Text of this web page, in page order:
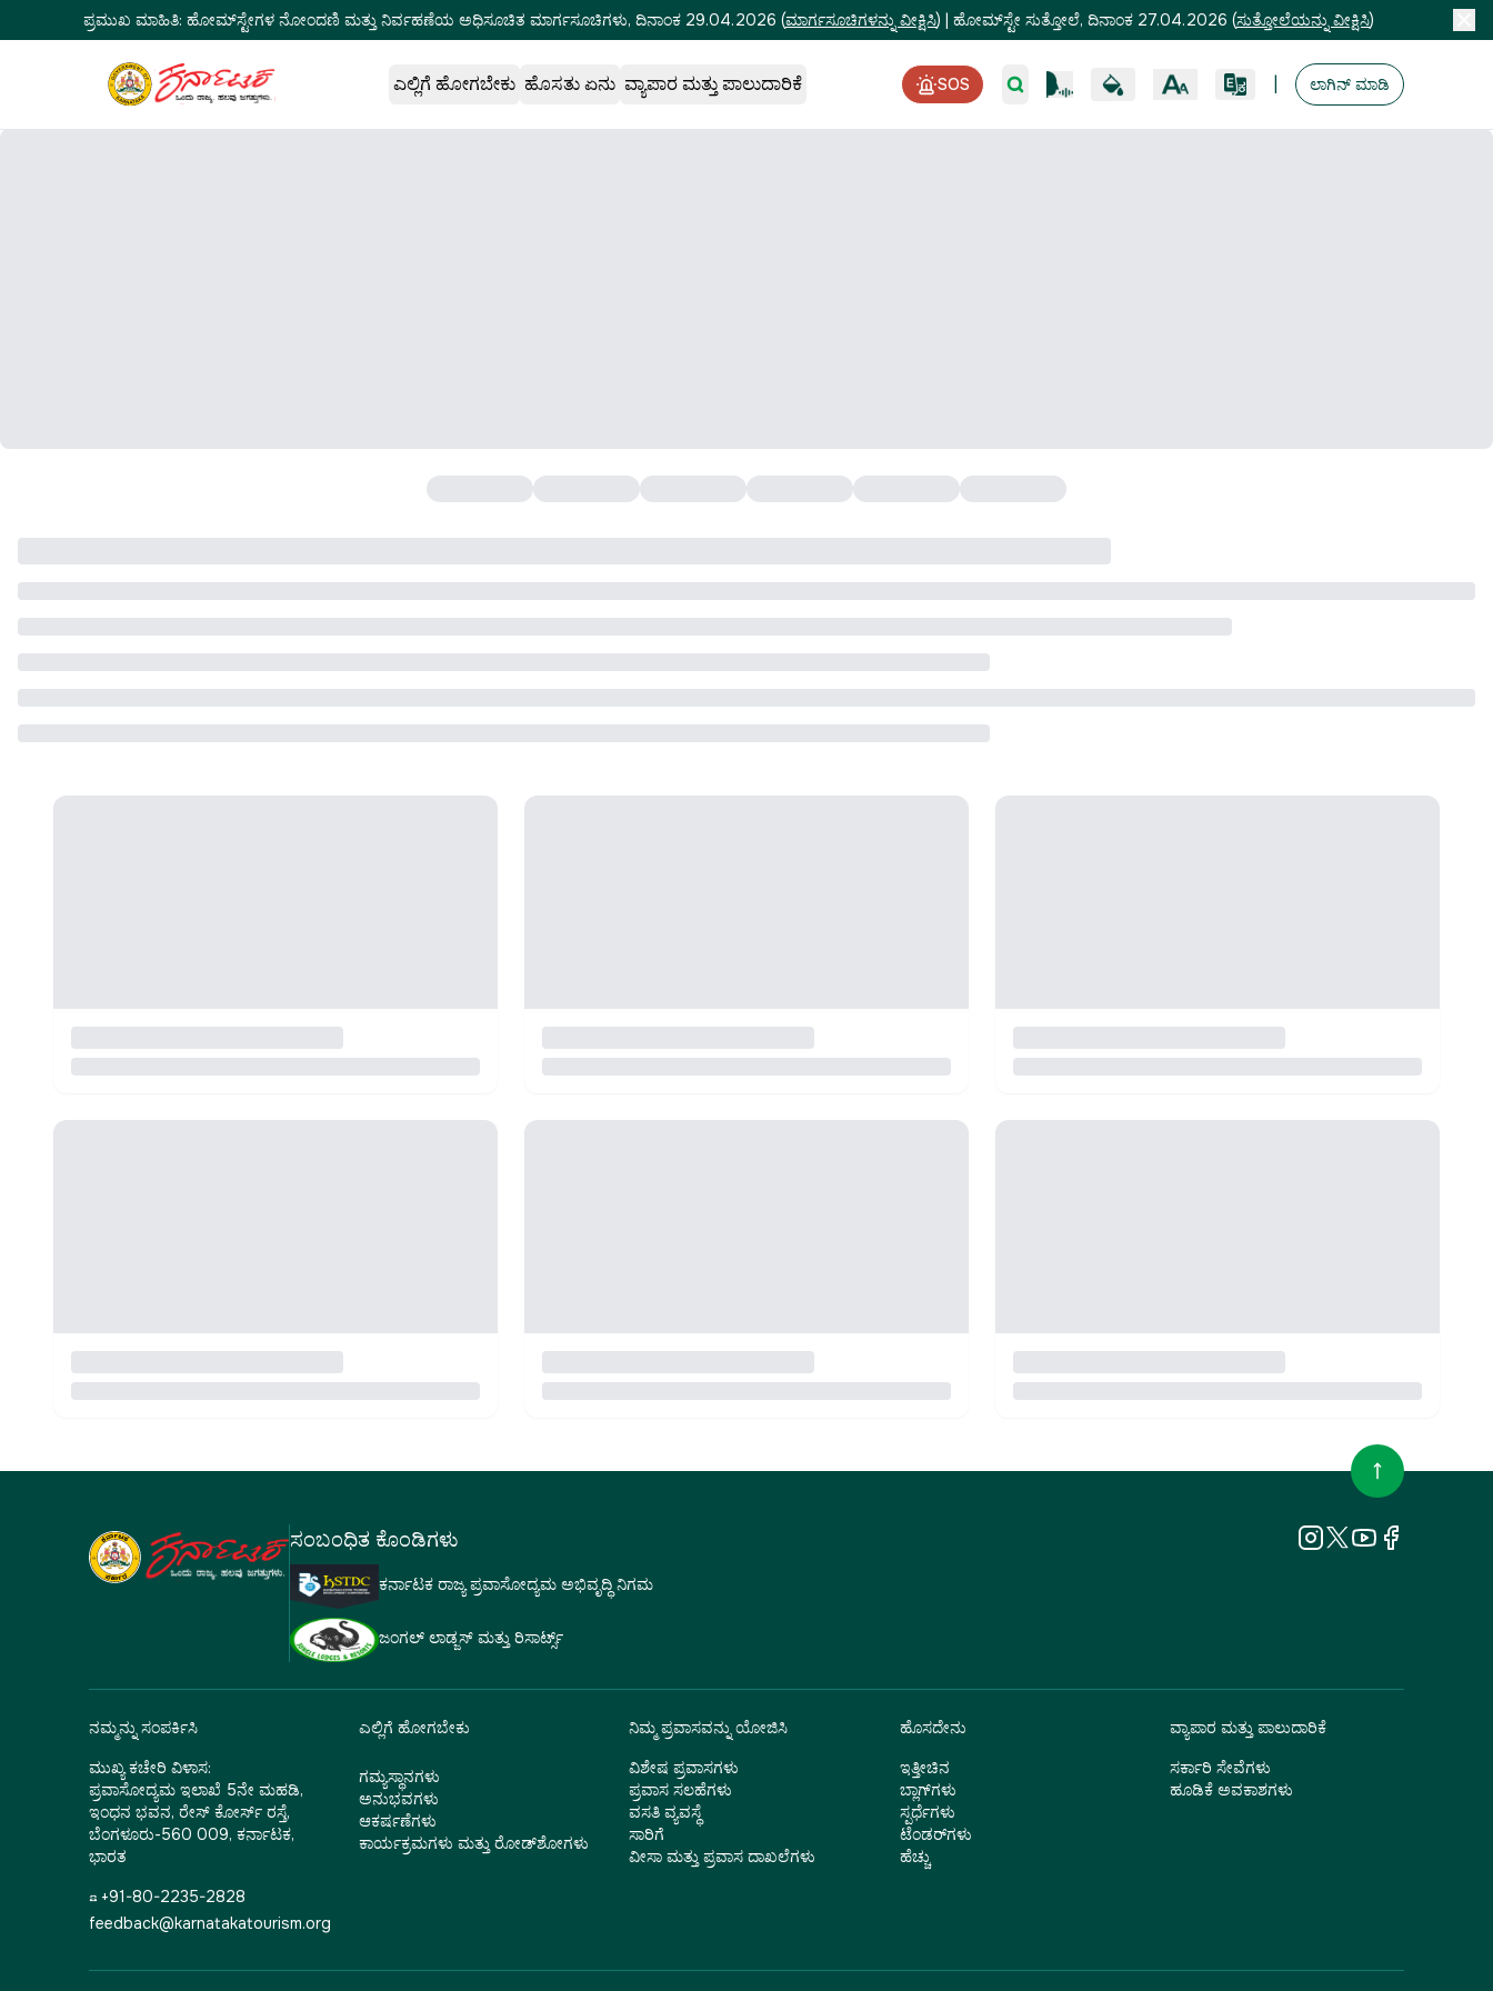
ಪ್ರಮುಖ ಮಾಹಿತಿ: ಹೋಮ್‌ಸ್ಟೇಗಳ ನೋಂದಣಿ ಮತ್ತು ನಿರ್ವಹಣೆಯ ಅಧಿಸೂಚಿತ ಮಾರ್ಗಸೂಚಿಗಳು, ದಿನಾಂಕ 29.04.2026 (ಮಾರ್ಗಸೂಚಿಗಳನ್ನು ವೀಕ್ಷಿಸಿ) | ಹೋಮ್‌ಸ್ಟೇ ಸುತ್ತೋಲೆ, ದಿನಾಂಕ 27.04.2026 (ಸುತ್ತೋಲೆಯನ್ನು ವೀಕ್ಷಿಸಿ)
ಎಲ್ಲಿಗೆ ಹೋಗಬೇಕು ಹೊಸತು ಏನು ವ್ಯಾಪಾರ ಮತ್ತು ಪಾಲುದಾರಿಕೆ SOS ಲಾಗಿನ್ ಮಾಡಿ
ಸಂಬಂಧಿತ ಕೊಂಡಿಗಳು
ಕರ್ನಾಟಕ ರಾಜ್ಯ ಪ್ರವಾಸೋದ್ಯಮ ಅಭಿವೃದ್ಧಿ ನಿಗಮ
ಜಂಗಲ್ ಲಾಡ್ಜಸ್ ಮತ್ತು ರಿಸಾರ್ಟ್ಸ್
ನಮ್ಮನ್ನು ಸಂಪರ್ಕಿಸಿ
ಮುಖ್ಯ ಕಚೇರಿ ವಿಳಾಸ:
ಪ್ರವಾಸೋದ್ಯಮ ಇಲಾಖೆ 5ನೇ ಮಹಡಿ,
ಇಂಧನ ಭವನ, ರೇಸ್ ಕೋರ್ಸ್ ರಸ್ತೆ,
ಬೆಂಗಳೂರು-560 009, ಕರ್ನಾಟಕ,
ಭಾರತ
☎ +91-80-2235-2828
feedback@karnatakatourism.org
ಎಲ್ಲಿಗೆ ಹೋಗಬೇಕು
ಗಮ್ಯಸ್ಥಾನಗಳು
ಅನುಭವಗಳು
ಆಕರ್ಷಣೆಗಳು
ಕಾರ್ಯಕ್ರಮಗಳು ಮತ್ತು ರೋಡ್‌ಶೋಗಳು
ನಿಮ್ಮ ಪ್ರವಾಸವನ್ನು ಯೋಜಿಸಿ
ವಿಶೇಷ ಪ್ರವಾಸಗಳು
ಪ್ರವಾಸ ಸಲಹೆಗಳು
ವಸತಿ ವ್ಯವಸ್ಥೆ
ಸಾರಿಗೆ
ವೀಸಾ ಮತ್ತು ಪ್ರವಾಸ ದಾಖಲೆಗಳು
ಹೊಸದೇನು
ಇತ್ತೀಚಿನ
ಬ್ಲಾಗ್‌ಗಳು
ಸ್ಪರ್ಧೆಗಳು
ಟೆಂಡರ್‌ಗಳು
ಹೆಚ್ಚು
ವ್ಯಾಪಾರ ಮತ್ತು ಪಾಲುದಾರಿಕೆ
ಸರ್ಕಾರಿ ಸೇವೆಗಳು
ಹೂಡಿಕೆ ಅವಕಾಶಗಳು